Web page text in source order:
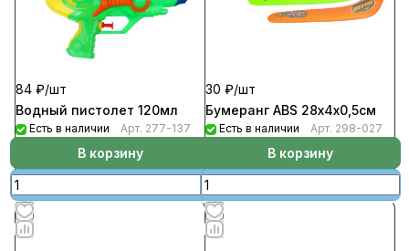
84 ₽/шт
Водный пистолет 120мл
Есть в наличии Арт. 277-137
В корзину
30 ₽/шт
Бумеранг ABS 28х4х0,5см
Есть в наличии Арт. 298-027
В корзину